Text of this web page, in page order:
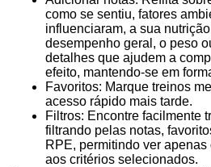
como se sentiu, fatores
influenciaram, a sua
desempenho geral, o peso
detalhes que ajudem a
efeito, mantendo-se em
Favoritos: Marque treinos
acesso rápido mais tarde.
Filtros: Encontre facilmente
filtrando pelas notas,
RPE, permitindo ver
aos critérios selecionados.